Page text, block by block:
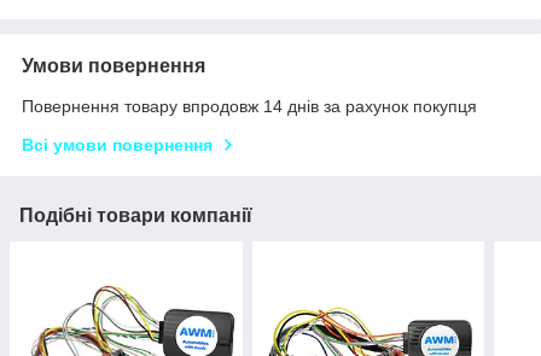
Умови повернення
Повернення товару впродовж 14 днів за рахунок покупця
Всі умови повернення
Подібні товари компанії